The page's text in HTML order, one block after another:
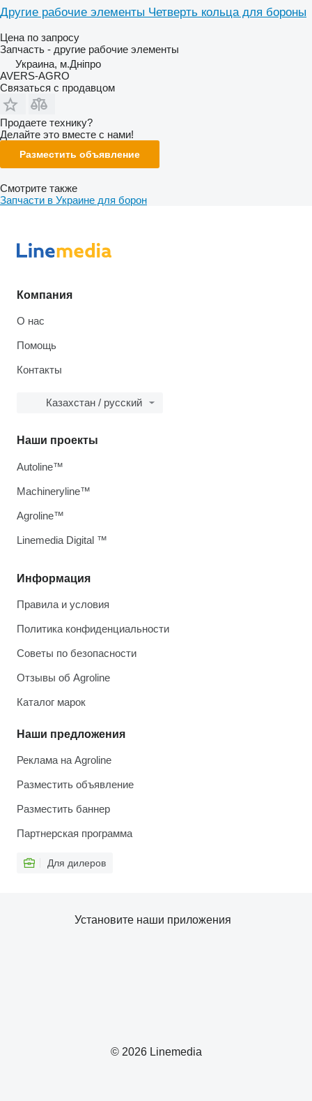
Другие рабочие элементы Четверть кольца для бороны
Цена по запросу
Запчасть - другие рабочие элементы
Украина, м.Дніпро
AVERS-AGRO
Связаться с продавцом
Продаете технику?
Делайте это вместе с нами!
Разместить объявление
Смотрите также
Запчасти в Украине для борон
Компания
О нас
Помощь
Контакты
Казахстан / русский
Информация
Правила и условия
Политика конфиденциальности
Советы по безопасности
Отзывы об Agroline
Каталог марок
Наши предложения
Реклама на Agroline
Разместить объявление
Разместить баннер
Партнерская программа
Для дилеров
Наши проекты
Autoline™
Machineryline™
Agroline™
Linemedia Digital ™
© 2026 Linemedia
Установите наши приложения